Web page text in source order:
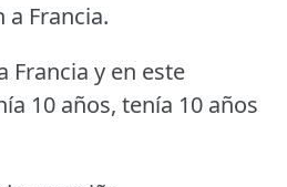
a Francia.
Francia y en este
10 años, tenía 10 años